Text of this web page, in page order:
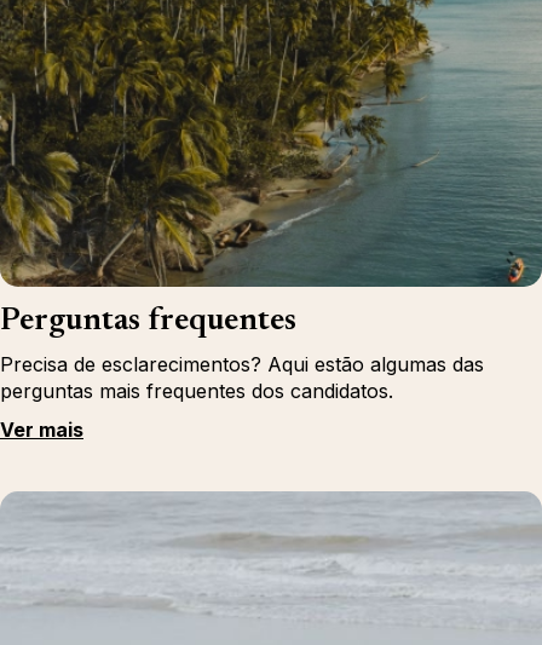
Perguntas frequentes
Precisa de esclarecimentos? Aqui estão algumas das
perguntas mais frequentes dos candidatos.
Ver mais